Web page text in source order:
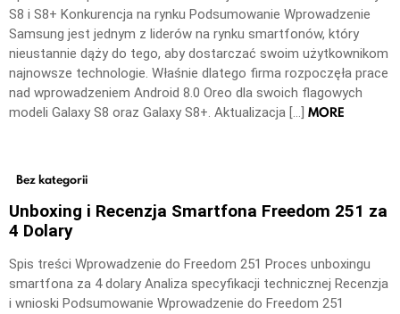
S8 i S8+ Konkurencja na rynku Podsumowanie Wprowadzenie
Samsung jest jednym z liderów na rynku smartfonów, który
nieustannie dąży do tego, aby dostarczać swoim użytkownikom
najnowsze technologie. Właśnie dlatego firma rozpoczęła prace
nad wprowadzeniem Android 8.0 Oreo dla swoich flagowych
modeli Galaxy S8 oraz Galaxy S8+. Aktualizacja […] MORE
Bez kategorii
Unboxing i Recenzja Smartfona Freedom 251 za
4 Dolary
Spis treści Wprowadzenie do Freedom 251 Proces unboxingu
smartfona za 4 dolary Analiza specyfikacji technicznej Recenzja
i wnioski Podsumowanie Wprowadzenie do Freedom 251